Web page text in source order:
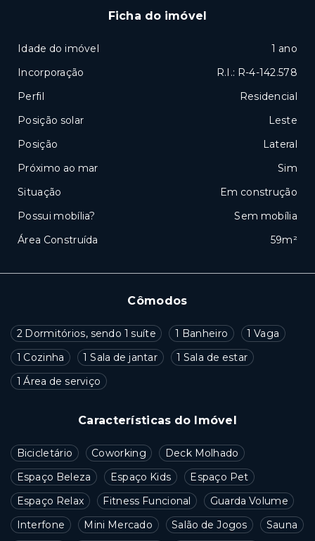
Cômodos
2 Dormitórios, sendo 1 suíte 1 Banheiro
1 Vaga
1 Cozinha
1 Sala de jantar
1 Sala de estar
1 Área de serviço
Características do Imóvel
Bicicletário Coworking
Deck Molhado
Espaço Beleza
Espaço Kids
Espaço Pet
Espaço Relax
Fitness Funcional
Guarda Volume
Interfone
Mini Mercado Salão de Jogos
Sauna
Ficha do imóvel
Idade do imóvel
1 ano
Incorporação
R.I.: R-4-142.578
Perfil
Residencial
Posição solar
Leste
Posição
Lateral
Próximo ao mar
Sim
Situação
Em construção
Possui mobília?
Sem mobília
Área Construída
59m²